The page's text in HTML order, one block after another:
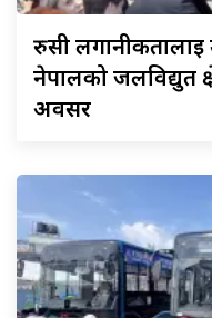
रुसी
नेपालको जलविद्युत
अवसर